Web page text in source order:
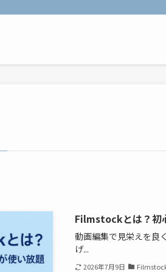
Filmstockとは？初
動画編集で見栄えを良
げ...
2026年7月9日